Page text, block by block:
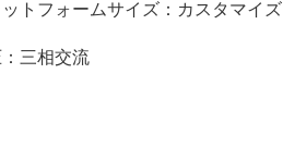
トフォームサイズ：カスタマイズ
三相交流